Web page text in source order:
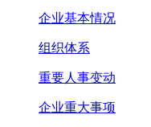
企业基本情况
组织体系
重要人事变动
企业重大事项